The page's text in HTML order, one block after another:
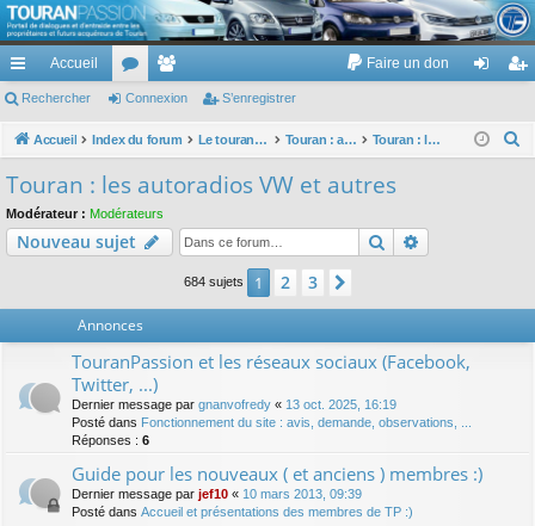
TouranPassion
Le forum des propriétaires ou futurs acquéreurs du Volkswagen Touran
cc
ès
pi
de
Accueil
or
u
e
m
Faire un don
ne nr
Rechercher Connexion S’enregistrer
Accueil Index du forum Le touran dans ses versions I (V1 V2 V3) et II ... Touran : autoradios et GPS Touran : les autoradios VW et autres
Touran : les autoradios VW et autres
Modérateur : Modérateurs
Nouveau sujet Rechercher
684 sujets 1 2 3
Annonces
TouranPassion et les réseaux sociaux (Facebook,
Twitter, ...)
Dernier message par gnanvofredy « 13 oct. 2025, 16:19
Posté dans Fonctionnement du site : avis, demande, observations, ...
Réponses : 6
Guide pour les nouveaux ( et anciens ) membres :)
Dernier message par jef10 « 10 mars 2013, 09:39
Posté dans Accueil et présentations des membres de TP :)